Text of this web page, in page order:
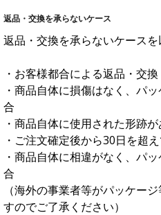
返品・交換を承らないケース
返品・交換を承らないケースを
・お客様都合による返品・交換
・商品自体に損傷はなく、パ
合
・商品自体に使用された形跡
・ご注文確定後から30日を超
・商品自体に相違がなく、パ
合
（海外の事業者等がパッケー
すのでご了承ください）